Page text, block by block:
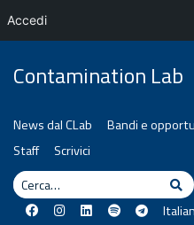
Contamination Lab
News dal CLab Bandi e
Staff
Scrivici
Cerca
Accedi